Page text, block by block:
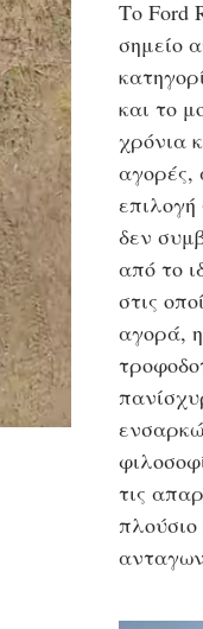
Το Ford
σημείο
και το
χρόνια
αγορές,
δεν
από το
στις
αγορά,
τις